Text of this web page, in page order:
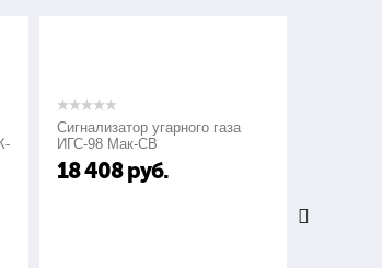
Сигнализатор угарного газа
ИГС-98 Мак-СВ
18 408 руб.